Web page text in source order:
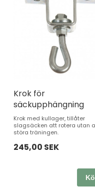
Krok för
säckupphängning
Krok med kullager, tillåter
slagsäcken att rotera utan
störa träningen.
245,00 SEK